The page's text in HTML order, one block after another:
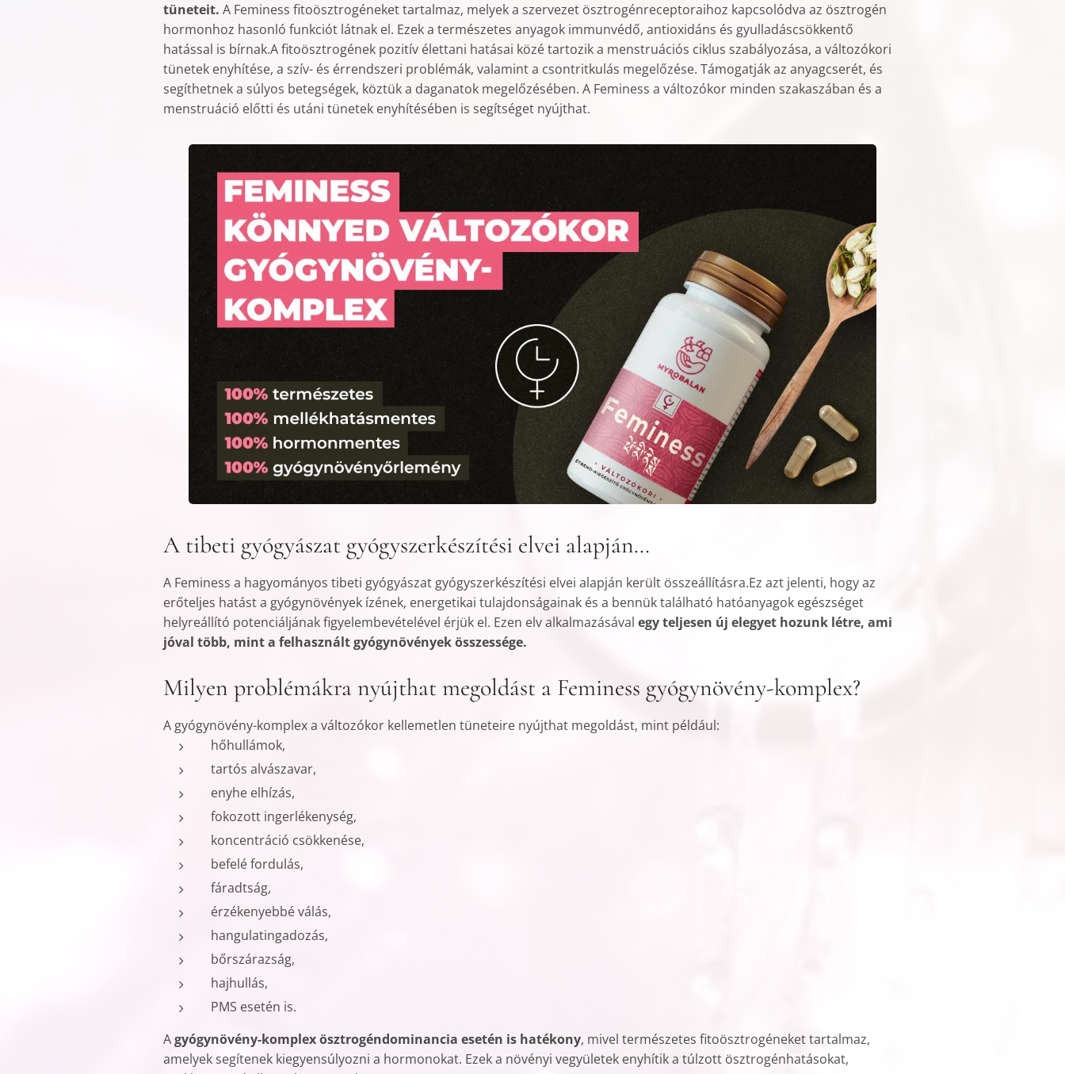
tüneteit. A Feminess fitoösztrogéneket tartalmaz, melyek a szervezet ösztrogénreceptoraihoz kapcsolódva az ösztrogén
hormonhoz hasonló funkciót látnak el. Ezek a természetes anyagok immunvédő, antioxidáns és gyulladáscsökkentő
hatással is bírnak.A fitoösztrogének pozitív élettani hatásai közé tartozik a menstruációs ciklus szabályozása, a változókori
tünetek enyhítése, a szív- és érrendszeri problémák, valamint a csontritkulás megelőzése. Támogatják az anyagcserét, és
segíthetnek a súlyos betegségek, köztük a daganatok megelőzésében. A Feminess a változókor minden szakaszában és a
menstruáció előtti és utáni tünetek enyhítésében is segítséget nyújthat.
A tibeti gyógyászat gyógyszerkészítési elvei alapján…
A Feminess a hagyományos tibeti gyógyászat gyógyszerkészítési elvei alapján került összeállításra.Ez azt jelenti, hogy az
erőteljes hatást a gyógynövények ízének, energetikai tulajdonságainak és a bennük található hatóanyagok egészséget
helyreállító potenciáljának figyelembevételével érjük el. Ezen elv alkalmazásával egy teljesen új elegyet hozunk létre, ami
jóval több, mint a felhasznált gyógynövények összessége.
Milyen problémákra nyújthat megoldást a Feminess gyógynövény-komplex?
A gyógynövény-komplex a változókor kellemetlen tüneteire nyújthat megoldást, mint például:
hőhullámok,
tartós alvászavar,
enyhe elhízás,
fokozott ingerlékenység,
koncentráció csökkenése,
befelé fordulás,
fáradtság,
érzékenyebbé válás,
hangulatingadozás,
bőrszárazság,
hajhullás,
PMS esetén is.
Agyógynövény-komplex ösztrogéndominancia esetén is hatékony, mivel természetes fitoösztrogéneket tartalmaz,
amelyek segítenek kiegyensúlyozni a hormonokat. Ezek a növényi vegyületek enyhítik a túlzott ösztrogénhatásokat,